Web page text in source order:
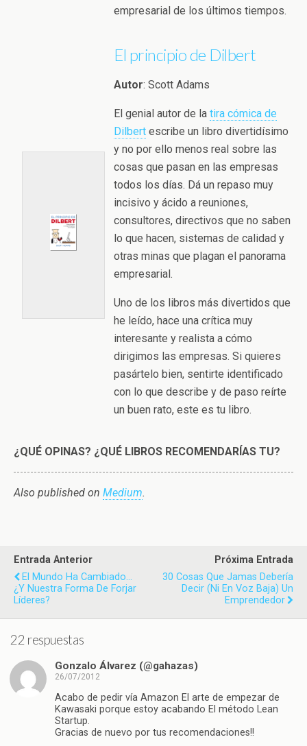
empresarial de los últimos tiempos.
El principio de Dilbert
Autor: Scott Adams
El genial autor de la tira cómica de
Dilbert escribe un libro divertidísimo
y no por ello menos real sobre las
cosas que pasan en las empresas
todos los días. Dá un repaso muy
incisivo y ácido a reuniones,
consultores, directivos que no saben
lo que hacen, sistemas de calidad y
otras minas que plagan el panorama
empresarial.
Uno de los libros más divertidos que
he leído, hace una crítica muy
interesante y realista a cómo
dirigimos las empresas. Si quieres
pasártelo bien, sentirte identificado
con lo que describe y de paso reírte
un buen rato, este es tu libro.
¿QUÉ OPINAS? ¿QUÉ LIBROS RECOMENDARÍAS TU?
Also published on Medium.
Entrada Anterior
El Mundo Ha Cambiado...
¿y Nuestra Forma De Forjar
Líderes?
Próxima Entrada
30 Cosas Que Jamas Debería
Decir (ni En Voz Baja) Un
Emprendedor
22 respuestas
Gonzalo Álvarez (@gahazas)
26/07/2012
Acabo de pedir vía Amazon El arte de empezar de
Kawasaki porque estoy acabando El método Lean
Startup.
Gracias de nuevo por tus recomendaciones!!